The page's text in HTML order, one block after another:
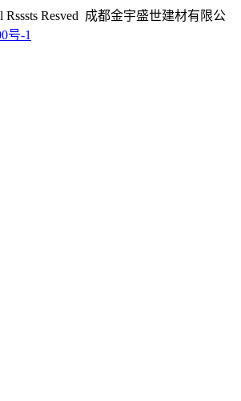
Rsssts Resved 成都金宇盛世建材有限公
号-1